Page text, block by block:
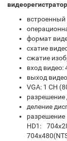
формат
схатие
сжатие
вход видео:
выход
VGA: 1 CH
разрешение
деление
HD1: